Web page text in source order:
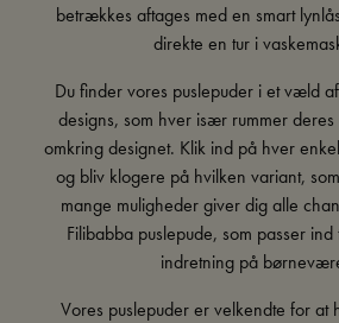
betrækkes aftages med en smart
direkte en tur i
Du finder vores puslepuder i et væld
designs, som hver især rummer
omkring designet. Klik ind på hver
og bliv klogere på hvilken variant,
mange muligheder giver dig alle
Filibabba puslepude, som passer
indretning på
Vores puslepuder er velkendte for at